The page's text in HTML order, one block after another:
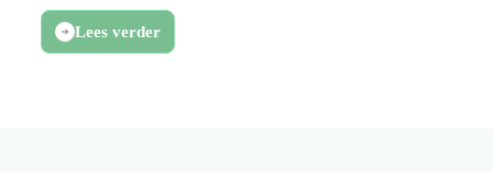
Lees verder